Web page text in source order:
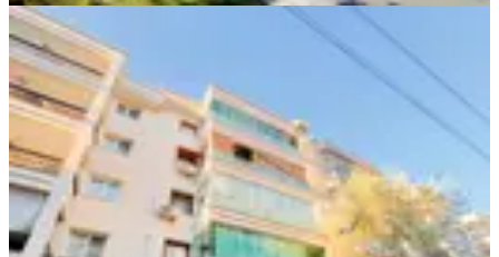
YENİ
Hs'den Karşıyaka Dedebaşın'da
Karşıyaka, Dedebaşı Mahallesi
·90 m²·2. Kat·07.08.2026
42.000 ₺